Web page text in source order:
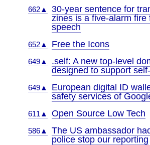
662▲
30-year sentence for
zines is a five-alarm fire
speech
652▲ Free the Icons
649▲
.self: A new top-level
designed to support
649▲
European digital ID
safety services of
611▲ Open Source Low Tech
586▲
The US ambassador
police stop our reporting